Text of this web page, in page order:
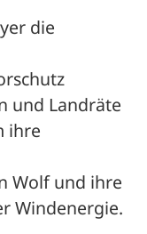
die
und Landräte
ihre
Wolf und ihre
Windenergie.